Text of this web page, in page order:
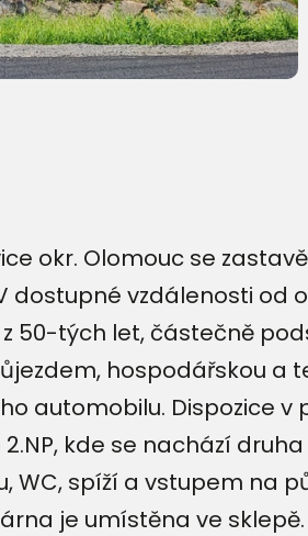
okr. Olomouc se
vzdálenosti od
50-tých let, částečně
hospodářskou
automobilu. Dispozice v
kde se nachází
spíží a vstupem na
je umístěna ve